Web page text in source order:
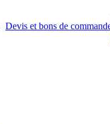
Devis et bons de